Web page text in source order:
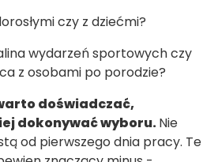
czy z dziećmi?
wydarzeń sportowych czy
z osobami po porodzie?
doświadczać,
dokonywać wyboru.Nie
od pierwszego dnia pracy. Te